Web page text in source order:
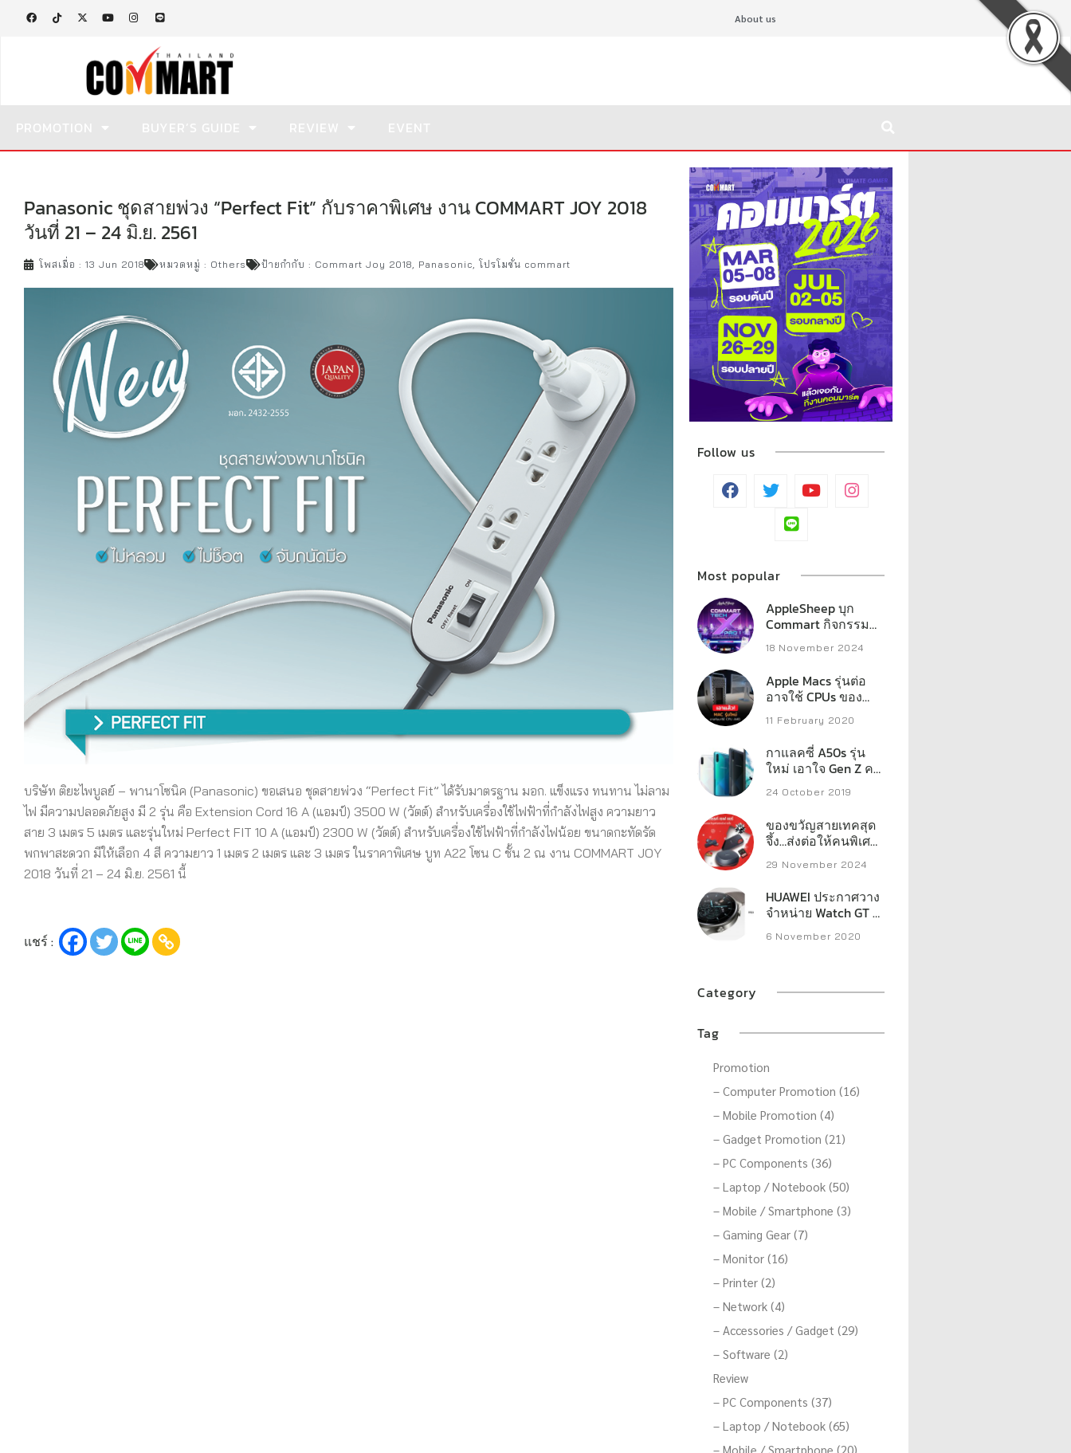
About us
Panasonic ชุดสายพ่วง “Perfect Fit” กับราคาพิเศษ งาน COMMART JOY 2018
วันที่ 21 – 24 มิ.ย. 2561
โพสเมื่อ : 13 Jun 2018 หมวดหมู่ : Others ป้ายกำกับ : Commart Joy 2018, Panasonic, โปรโมชั่น commart
บริษัท ติยะไพบูลย์ – พานาโซนิค (Panasonic) ขอเสนอ ชุดสายพ่วง “Perfect Fit” ได้รับมาตรฐาน มอก. แข็งแรง ทนทาน ไม่ลาม
ไฟ มีความปลอดภัยสูง มี 2 รุ่น คือ Extension Cord 16 A (แอมป์) 3500 W (วัตต์) สำหรับเครื่องใช้ไฟฟ้าที่กำลังไฟสูง ความยาว
สาย 3 เมตร 5 เมตร และรุ่นใหม่ Perfect FIT 10 A (แอมป์) 2300 W (วัตต์) สำหรับเครื่องใช้ไฟฟ้าที่กำลังไฟน้อย ขนาดกะทัดรัด
พกพาสะดวก มีให้เลือก 4 สี ความยาว 1 เมตร 2 เมตร และ 3 เมตร ในราคาพิเศษ บูท A22 โซน C ชั้น 2 ณ งาน COMMART JOY
2018 วันที่ 21 – 24 มิ.ย. 2561 นี้
แชร์ :
Follow us
Most popular
AppleSheep บุก
Commart กิจกรรม
มากมาย พร้อมรวม
ของแจกหลักหมื่น
18 November 2024
Apple Macs รุ่นต่อ
อาจใช้ CPUs ของ
11 February 2020
กาแลคซี่ A50s รุ่น
ใหม่ เอาใจ Gen Z คน
ชอบไลฟ์
24 October 2019
ของขวัญสายเทคสุด
จึ้ง…ส่งต่อให้คนพิเศษ
ดิจิตอล เปิดลิสต์
สตอเรจประสิทธิภาพ
สูงที่พร้อมเสริ์ฟทุก
ความต้องการของครี
เอเตอร์ เกมเมอร์ และ
29 November 2024
HUAWEI ประกาศวาง
จำหน่าย Watch GT 2
Pro กับ FreeBuds Pro
และ FreeBuds
6 November 2020
Category
Tag
Promotion
– Computer Promotion (16)
– Mobile Promotion (4)
– Gadget Promotion (21)
– PC Components (36)
– Laptop / Notebook (50)
– Mobile / Smartphone (3)
– Gaming Gear (7)
– Monitor (16)
– Printer (2)
– Network (4)
– Accessories / Gadget (29)
– Software (2)
Review
– PC Components (37)
– Laptop / Notebook (65)
– Mobile / Smartphone (20)